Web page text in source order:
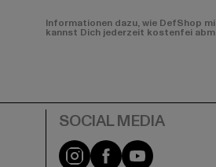
Informationen dazu, wie DefShop
kannst Dich jederzeit kostenfei
Instagram
FacebookYouTube